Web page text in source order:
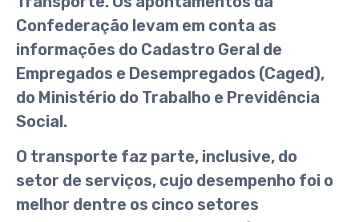
Confederação levam em conta as
informações do Cadastro Geral de
Empregados e Desempregados (Caged),
do Ministério do Trabalho e Previdência
Social.
O transporte faz parte, inclusive, do
setor de serviços, cujo desempenho foi o
melhor dentre os cinco setores